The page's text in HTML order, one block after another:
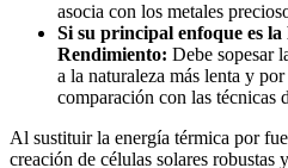
asocia con los metales
Si su principal enfoque es
Rendimiento: Debe sopesar
a la naturaleza más lenta y
comparación con las técnicas
Al sustituir la energía térmica por
creación de células solares